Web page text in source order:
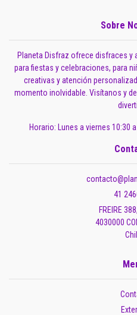
Sobre
Planeta Disfraz ofrece disfraces y
para fiestas y celebraciones, para
creativas y atención
momento inolvidable. Visítanos y
Horario: Lunes a viernes 10:30
41
FREIRE
4030000